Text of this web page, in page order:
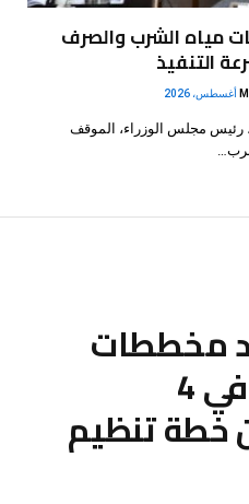
مياه الشرب والصرف
التنفيذ
رئيس مجلس الوزراء، الموقف
مخططات
عمرانية جديدة في 4
تنظيم